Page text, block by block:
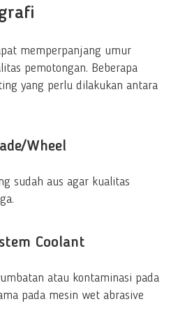
memperpanjang umur
pemotongan. Beberapa
yang perlu dilakukan antara
Wheel
sudah aus agar kualitas
Coolant
atau kontaminasi pada
pada mesin wet abrasive